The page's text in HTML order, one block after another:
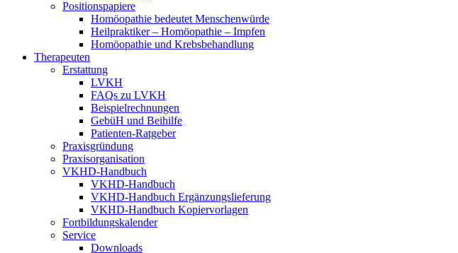
Positionspapiere
Homöopathie bedeutet Menschenwürde
Heilpraktiker – Homöopathie – Impfen
Homöopathie und Krebsbehandlung
Therapeuten
Erstattung
LVKH
FAQs zu LVKH
Beispielrechnungen
GebüH und Beihilfe
Patienten-Ratgeber
Praxisgründung
Praxisorganisation
VKHD-Handbuch
VKHD-Handbuch
VKHD-Handbuch Ergänzungslieferung
VKHD-Handbuch Kopiervorlagen
Fortbildungskalender
Service
Downloads